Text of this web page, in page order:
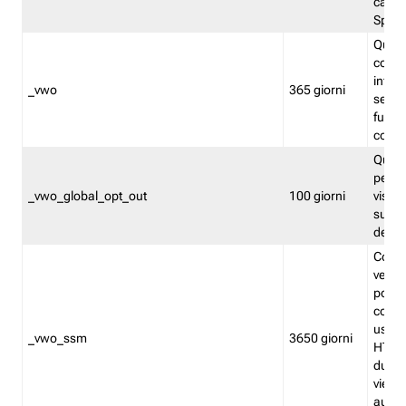
Split
_vwo 365 giorni
_vwo_global_opt_out 100 giorni
su
_vwo_ssm 3650 giorni
viene